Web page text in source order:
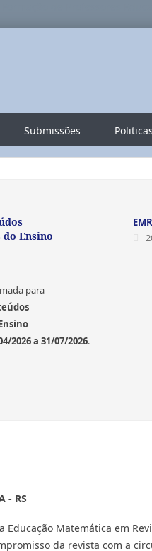
Submissões Politicas
Ensino
para
2026 a 31/07/2026.
- RS
Educação Matemática em
da revista com a